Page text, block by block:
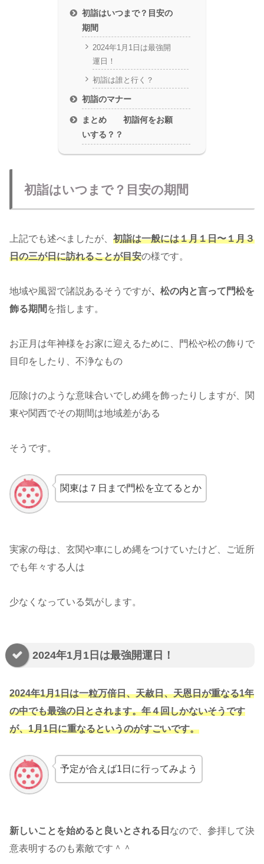
初詣はいつまで？目安の
期間
2024年1月1日は最強開
運日！
初詣は誰と行く？
初詣のマナー
まとめ 初詣何をお願
いする？？
初詣はいつまで？目安の期間
上記でも述べましたが、 初詣は一般には１月１日〜１月３
日の三が日に訪れることが目安の様です。
地域や風習で諸説あるそうですが、松の内と言って門松を
飾る期間 を指します。
お正月は年神様をお家に迎えるために、門松や松の飾りで
目印をしたり、不浄なもの
厄除けのような意味合いでしめ縄を飾ったりしますが、関
東や関西でその期間は地域差がある
そうです。
関東は７日まで門松を立てるとか
実家の母は、玄関や車にしめ縄をつけていたけど、ご近所
でも年々する人は
少なくなっている気がします。
2024年1月1日は最強開運日！
2024年1月1日は一粒万倍日、天赦日、天恩日が重なる1年
の中でも最強の日とされます。年４回しかないそうです
が、1月1日に重なるというのがすごいです。
予定が合えば1日に行ってみよう
新しいことを始めると良いとされる日 なので、参拝して決
意表明するのも素敵です＾＾